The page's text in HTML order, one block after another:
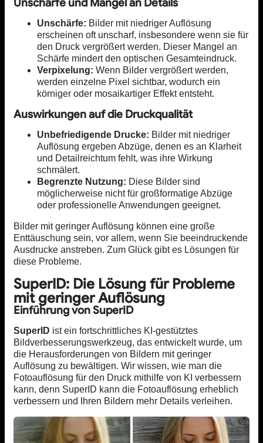
Unschärfe und Mangel an Details
Unschärfe: Bilder mit niedriger Auflösung
erscheinen oft unscharf, insbesondere wenn sie für
den Druck vergrößert werden. Dieser Mangel an
Schärfe mindert den optischen Gesamteindruck.
Verpixelung: Wenn Bilder vergrößert werden,
werden einzelne Pixel sichtbar, wodurch ein
körniger oder mosaikartiger Effekt entsteht.
Auswirkungen auf die Druckqualität
Unbefriedigende Drucke: Bilder mit niedriger
Auflösung ergeben Abzüge, denen es an Klarheit
und Detailreichtum fehlt, was ihre Wirkung
schmälert.
Begrenzte Nutzung: Diese Bilder sind
möglicherweise nicht für großformatige Abzüge
oder professionelle Anwendungen geeignet.
Bilder mit geringer Auflösung können eine große
Enttäuschung sein, vor allem, wenn Sie beeindruckende
Ausdrucke anstreben. Zum Glück gibt es Lösungen für
diese Probleme.
SuperID: Die Lösung für Probleme
mit geringer Auflösung
Einführung von SuperID
SuperID ist ein fortschrittliches KI-gestütztes
Bildverbesserungswerkzeug, das entwickelt wurde, um
die Herausforderungen von Bildern mit geringer
Auflösung zu bewältigen. Wir wissen, wie man die
Fotoauflösung für den Druck mithilfe von KI verbessern
kann, denn SuperID kann die Fotoauflösung erheblich
verbessern und Ihren Bildern mehr Details verleihen.